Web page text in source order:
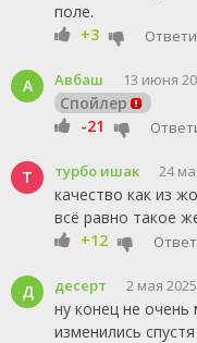
поле.
+3
А Авбаш 13 июня
Спойлер
-21
Т турбо ишак 24
качество как из
всё равно такое
+12
Д десерт 2 мая
ну конец не очень
изменились